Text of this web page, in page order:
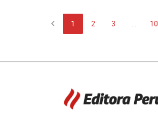
chevron_left 1 2 3 10